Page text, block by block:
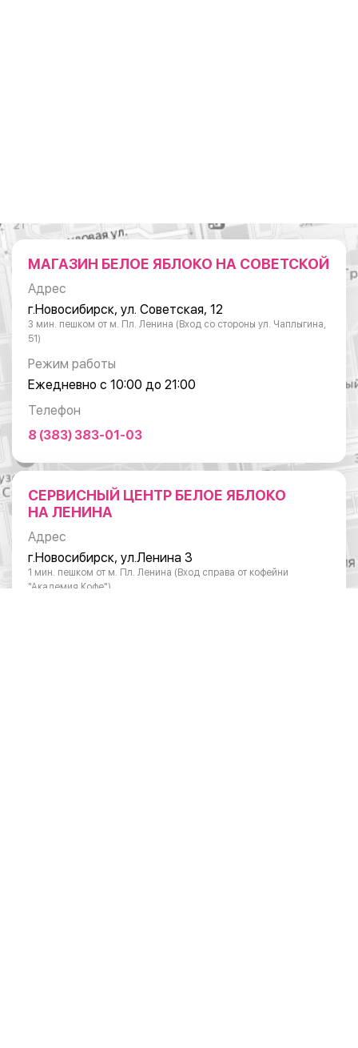
МАГАЗИН БЕЛОЕ ЯБЛОКО НА СОВЕТСКОЙ
Адрес
г.Новосибирск, ул. Советская, 12
3 мин. пешком от м. Пл. Ленина (Вход со стороны ул. Чаплыгина,
51)
Режим работы
Ежедневно с 10:00 до 21:00
Телефон
8 (383) 383-01-03
СЕРВИСНЫЙ ЦЕНТР БЕЛОЕ ЯБЛОКО
НА ЛЕНИНА
Адрес
г.Новосибирск, ул.Ленина 3
1 мин. пешком от м. Пл. Ленина (Вход справа от кофейни
"Академия Кофе")